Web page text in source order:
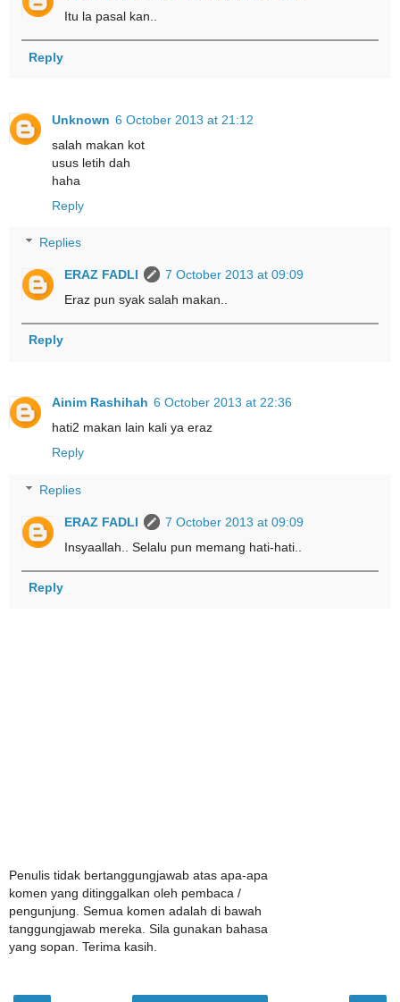
Itu la pasal kan..
Reply
Unknown 6 October 2013 at 21:12
salah makan kot
usus letih dah
haha
Reply
Replies
ERAZ FADLI
7 October 2013 at 09:09
Eraz pun syak salah makan..
Reply
Ainim Rashihah 6 October 2013 at 22:36
hati2 makan lain kali ya eraz
Reply
Replies
ERAZ FADLI
7 October 2013 at 09:09
Insyaallah.. Selalu pun memang hati-hati..
Reply
Penulis tidak bertanggungjawab atas apa-apa
komen yang ditinggalkan oleh pembaca /
pengunjung. Semua komen adalah di bawah
tanggungjawab mereka. Sila gunakan bahasa
yang sopan. Terima kasih.